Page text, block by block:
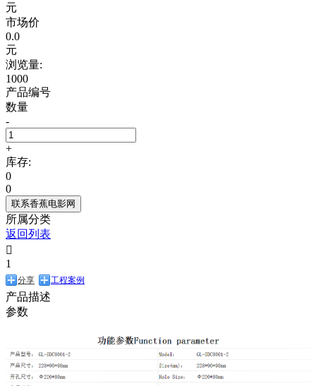
元
市场价
0.0
元
浏览量:
1000
产品编号
数量
-
+
库存:
0
0
联系香蕉电影网
所属分类
返回列表

1
分享 工程案例
产品描述
参数